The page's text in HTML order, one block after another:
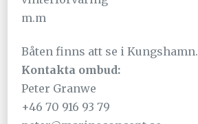
m.m
Båten finns att se i Kungshamn.
Kontakta ombud:
Peter Granwe
+46 70 916 93 79